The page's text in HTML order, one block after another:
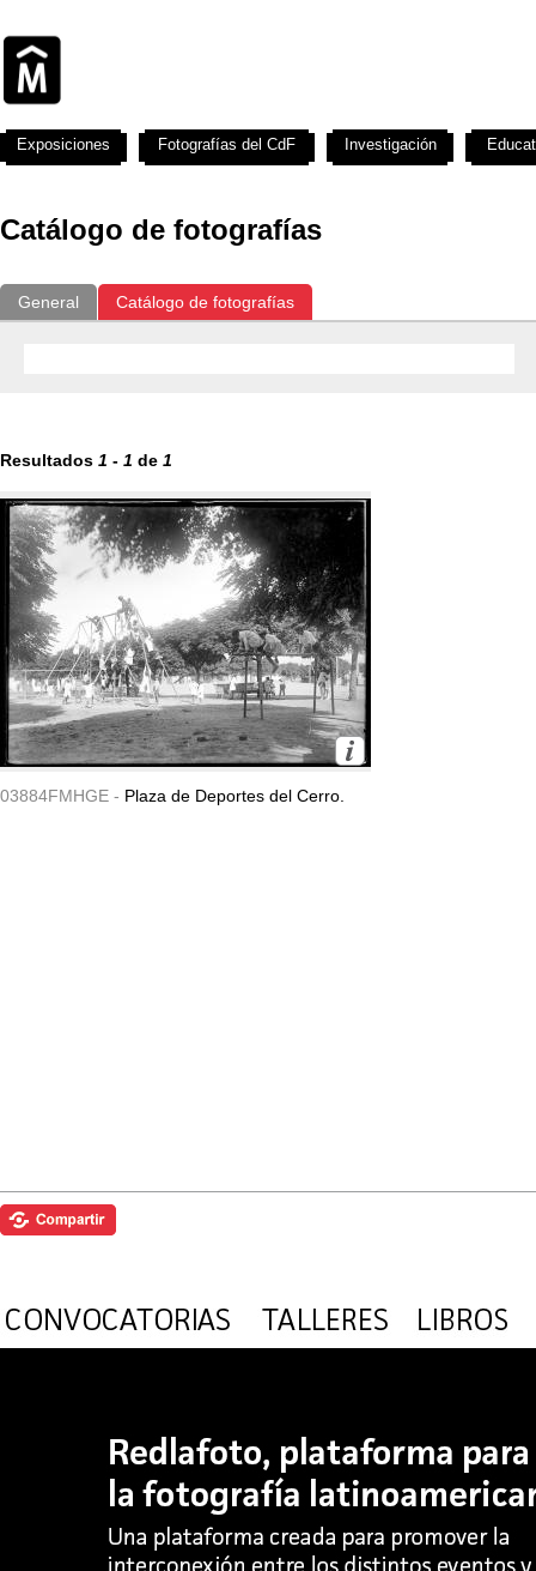
Catálogo de fotografías
General Catálogo de fotografías
Resultados 1 - 1 de 1
03884FMHGE - Plaza de Deportes del Cerro.
Exposiciones Fotografías del CdF Investigación